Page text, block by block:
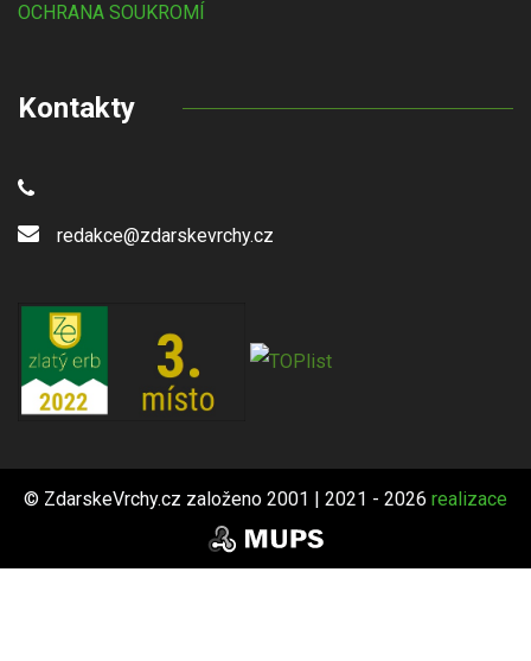
OCHRANA SOUKROMÍ
Kontakty
redakce@zdarskevrchy.cz
© ZdarskeVrchy.cz založeno 2001 | 2021 - 2026 realizace